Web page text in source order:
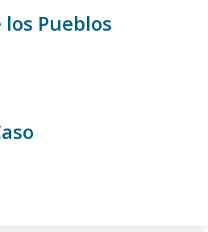
Pueblos